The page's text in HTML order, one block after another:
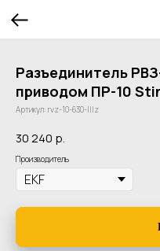
Разъединитель
приводом ПР-10
Артикул: rvz-10-630-IIIz
30 240 р.
Производитель